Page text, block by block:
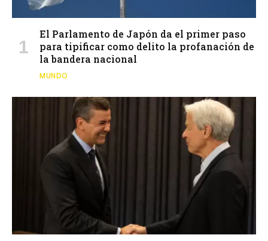
El Parlamento de Japón da el primer paso
para tipificar como delito la profanación de
la bandera nacional
MUNDO